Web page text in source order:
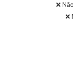
❌
❌